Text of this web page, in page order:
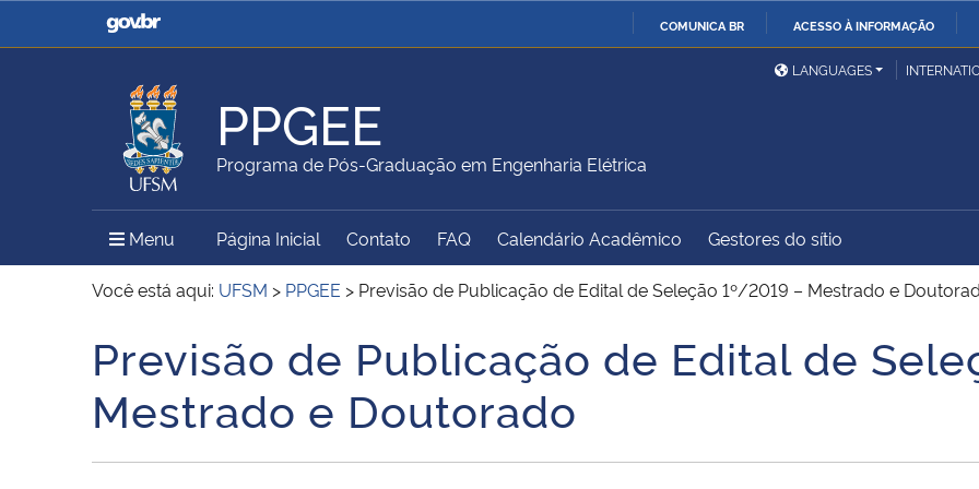
COMUNICA BR ACESSO À INFORMAÇÃO
Casa Civil
Ministério da Justiça e
Ministério da Defesa
Ministério das Relações
Exteriores
Ministério da Agricultura,
Pecuária e Abastecimento
Ministério da Educação
Ministério do Meio Ambiente Ministério do Turismo
Ministério do
Desenvolvimento Regional
Controladoria-Geral da
União
Secretaria de Governo
Gabinete de Segurança
Institucional
Advocacia-Geral da União Banco Central do Brasil
LANGUAGES
PPGEE
Programa de Pós-Graduação em Engenharia Elétrica
Menu Menu Principal do Sítio
Página Inicial Contato FAQ Calendário Acadêmico Gestores do sítio
Você está aqui: UFSM > PPGEE > Previsão de Publicação de Edital de Seleção 1º/2019 – Mestrado e
Início do conteúdo
Previsão de Publicação de Edital de
Mestrado e Doutorado